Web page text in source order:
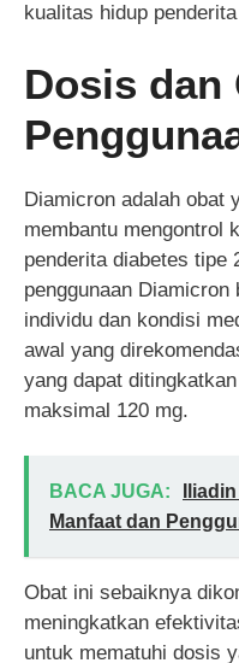
kualitas hidup
Dosis dan
Diamicron adalah obat
membantu mengontrol
penderita diabetes tipe
penggunaan Diamicron
individu dan kondisi
awal yang
yang dapat
maksimal 120 mg.
BACA JUGA:
Manfaat dan
Obat ini sebaiknya
meningkatkan
untuk mematuhi dosis